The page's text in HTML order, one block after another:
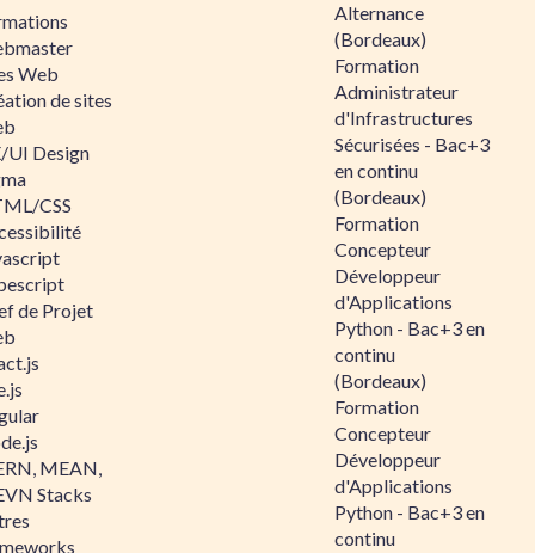
Web
de sites
UI Design
CSS
de Projet
MEAN,
Stacks
Alternance
(Bordeaux)
Formation
Administrateur
d'Infrastructures
Sécurisées - Bac+3
en continu
(Bordeaux)
Formation
Concepteur
Développeur
d'Applications
Python - Bac+3 en
continu
(Bordeaux)
Formation
Concepteur
Développeur
d'Applications
Python - Bac+3 en
continu